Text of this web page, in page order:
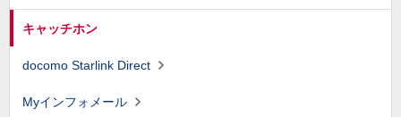
キャッチホン
docomo Starlink Direct
Myインフォメール